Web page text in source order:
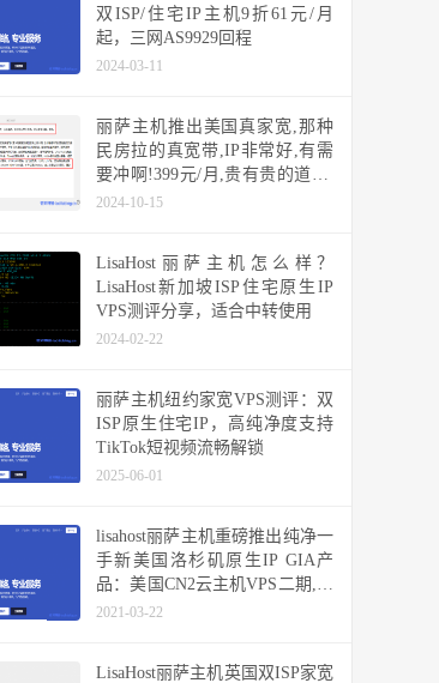
双ISP/住宅IP主机9折61元/月
起，三网AS9929回程
2024-03-11
丽萨主机推出美国真家宽,那种
民房拉的真宽带,IP非常好,有需
要冲啊!399元/月,贵有贵的道理,
解锁所有美区服务,陨石级稀缺,
2024-10-15
LisaHost丽萨主机怎么样？
LisaHost新加坡ISP住宅原生IP
VPS测评分享，适合中转使用
2024-02-22
丽萨主机纽约家宽VPS测评：双
ISP原生住宅IP，高纯净度支持
TikTok短视频流畅解锁
2025-06-01
lisahost丽萨主机重磅推出纯净一
手新美国洛杉矶原生IP GIA产
品：美国CN2云主机VPS二期,解
锁大部分流媒体和TIKTOK等
2021-03-22
LisaHost丽萨主机英国双ISP家宽